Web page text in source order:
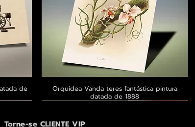
de
Visualização rápida
Orquídea Vanda teres fantástica pintura
datada de 1888
Torne-se CLIENTE VIP